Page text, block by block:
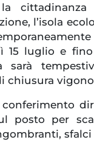
la
l’isola
15 luglio e
sarà
chiusura
posto per
sfalci